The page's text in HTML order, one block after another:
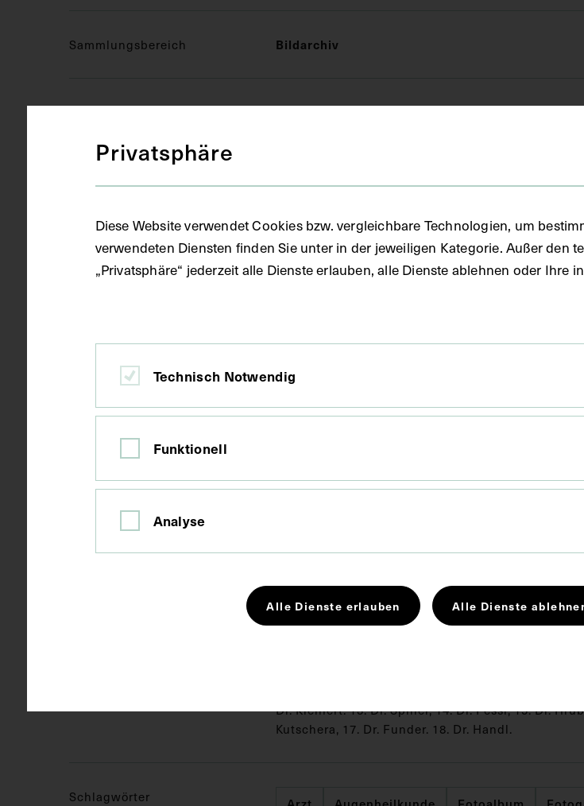
Sammlungsbereich Bildarchiv
Augenheilkunde
Gegenstand Fotoalbum
Indien
Seitenblatt 28,5 x 38 cm
Dr. Kleinert. 13. Dr. Spiller, 14. Dr. Fessl, 15. Dr.
Kutschera, 17. Dr. Funder. 18. Dr. Handl.
Schlagwörter
Privatsphäre
Diese Website verwendet Cookies bzw. vergleichbare Technologien, um
verwendeten Diensten finden Sie unter in der jeweiligen Kategorie. Außer den
„Privatsphäre“ jederzeit alle Dienste erlauben, alle Dienste ablehnen oder
Technisch Notwendig
Funktionell
Analyse
Alle Dienste erlauben Alle Dienste